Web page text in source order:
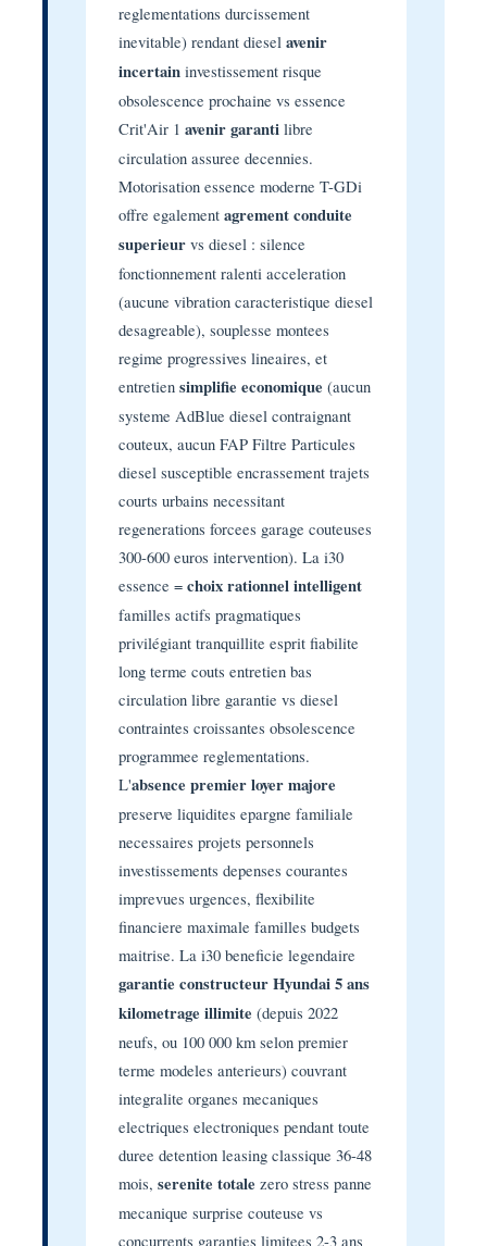
reglementations durcissement
inevitable) rendant diesel avenir
incertain investissement risque
obsolescence prochaine vs essence
Crit'Air 1 avenir garanti libre
circulation assuree decennies.
Motorisation essence moderne T-GDi
offre egalement agrement conduite
superieur vs diesel : silence
fonctionnement ralenti acceleration
(aucune vibration caracteristique diesel
desagreable), souplesse montees
regime progressives lineaires, et
entretien simplifie economique (aucun
systeme AdBlue diesel contraignant
couteux, aucun FAP Filtre Particules
diesel susceptible encrassement trajets
courts urbains necessitant
regenerations forcees garage couteuses
300-600 euros intervention). La i30
essence = choix rationnel intelligent
familles actifs pragmatiques
privilégiant tranquillite esprit fiabilite
long terme couts entretien bas
circulation libre garantie vs diesel
contraintes croissantes obsolescence
programmee reglementations.
L'absence premier loyer majore
preserve liquidites epargne familiale
necessaires projets personnels
investissements depenses courantes
imprevues urgences, flexibilite
financiere maximale familles budgets
maitrise. La i30 beneficie legendaire
garantie constructeur Hyundai 5 ans
kilometrage illimite (depuis 2022
neufs, ou 100 000 km selon premier
terme modeles anterieurs) couvrant
integralite organes mecaniques
electriques electroniques pendant toute
duree detention leasing classique 36-48
mois, serenite totale zero stress panne
mecanique surprise couteuse vs
concurrents garanties limitees 2-3 ans